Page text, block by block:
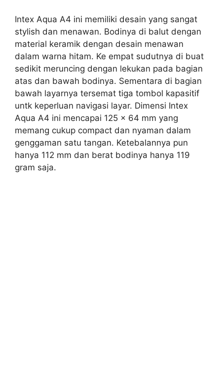
Intex Aqua A4 ini memiliki desain yang sangat
stylish dan menawan. Bodinya di balut dengan
material keramik dengan desain menawan
dalam warna hitam. Ke empat sudutnya di buat
sedikit meruncing dengan lekukan pada bagian
atas dan bawah bodinya. Sementara di bagian
bawah layarnya tersemat tiga tombol kapasitif
untk keperluan navigasi layar. Dimensi Intex
Aqua A4 ini mencapai 125 x 64 mm yang
memang cukup compact dan nyaman dalam
genggaman satu tangan. Ketebalannya pun
hanya 112 mm dan berat bodinya hanya 119
gram saja.